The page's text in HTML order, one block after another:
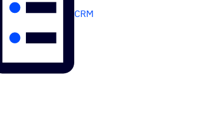
CRM